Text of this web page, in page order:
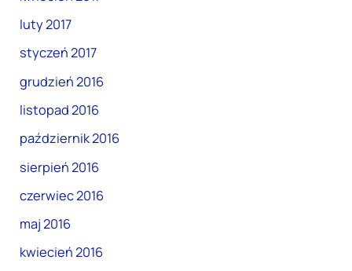
luty 2017
styczeń 2017
grudzień 2016
listopad 2016
październik 2016
sierpień 2016
czerwiec 2016
maj 2016
kwiecień 2016